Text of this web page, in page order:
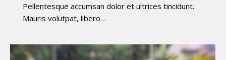
Pellentesque accumsan dolor et ultrices tincidunt.
Mauris volutpat, libero…